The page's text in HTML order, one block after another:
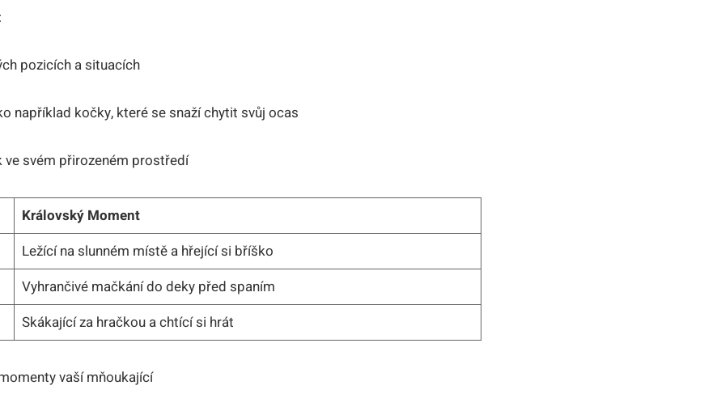
pozicích a situacích
například kočky, které se snaží chytit svůj ocas
svém přirozeném prostředí
Královský Moment
Ležící na slunném místě a hřející si bříško
Vyhrančivé mačkání do deky před spaním
Skákající za hračkou a chtící si hrát